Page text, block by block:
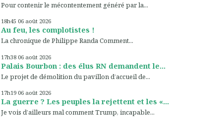
Pour contenir le mécontentement généré par la...
18h45 06 août 2026
Au feu, les complotistes !
La chronique de Philippe Randa Comment...
17h38 06 août 2026
Palais Bourbon : des élus RN demandent le...
Le projet de démolition du pavillon d’accueil de...
17h19 06 août 2026
La guerre ? Les peuples la rejettent et les «...
Je vois d’ailleurs mal comment Trump, incapable...